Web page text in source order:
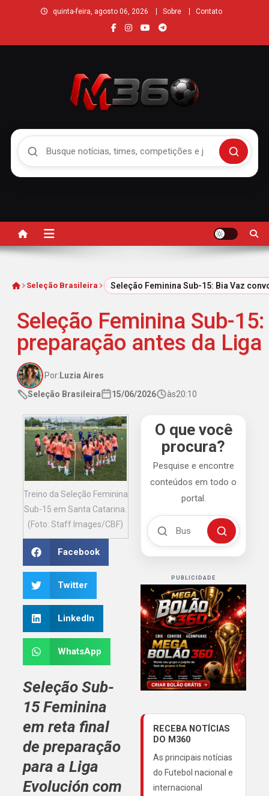
quinta-feira, agosto 06, 2026 Sobre Contato
Buscar
InícioSeleção Brasileira Seleção Feminina Sub-15: Bia Vaz
Seleção Feminina Sub-
preparação antes da Liga
Por: Luzia Aires
Seleção Brasileira
15/06/2026 às20:10
Treino da Seleção Feminina
Sub-15 em Santa Catarina.
(Foto: Staff Images/CBF)
Facebook
Twitter
LinkedIn
WhatsApp
Seleção Sub-
15 Feminina
em reta final
de preparação
para a Liga
Evolución com
O que você
procura?
Pesquise e encontre
conteúdos em todo o
portal.
Buscar no Mengão 360
Buscar
PUBLICIDADE
RECEBA NOTÍCIAS
DO M360
As principais notícias
do Futebol nacional e
internacional